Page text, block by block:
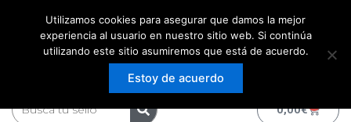
contenido
0,00€Carrito
Utilizamos cookies para asegurar que damos la mejor
experiencia al usuario en nuestro sitio web. Si continúa
utilizando este sitio asumiremos que está de acuerdo.
Estoy de acuerdo